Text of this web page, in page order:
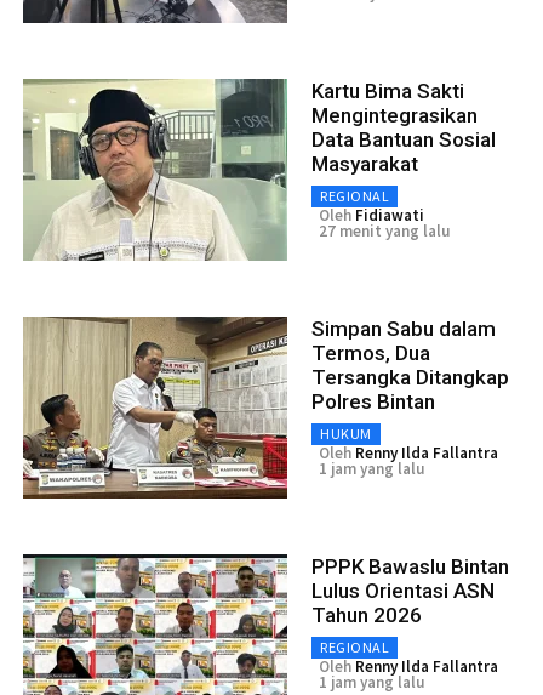
Kartu Bima Sakti
Mengintegrasikan
Data Bantuan Sosial
Masyarakat
REGIONAL
Oleh Fidiawati
27 menit yang lalu
Simpan Sabu dalam
Termos, Dua
Tersangka Ditangkap
Polres Bintan
HUKUM
Oleh Renny Ilda Fallantra
1 jam yang lalu
PPPK Bawaslu Bintan
Lulus Orientasi ASN
Tahun 2026
REGIONAL
Oleh Renny Ilda Fallantra
1 jam yang lalu